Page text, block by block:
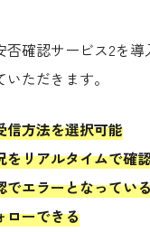
否確認サービス2を
ただきます。
信方法を選択可能
をリアルタイムで確
でエラーとなってい
ローできる